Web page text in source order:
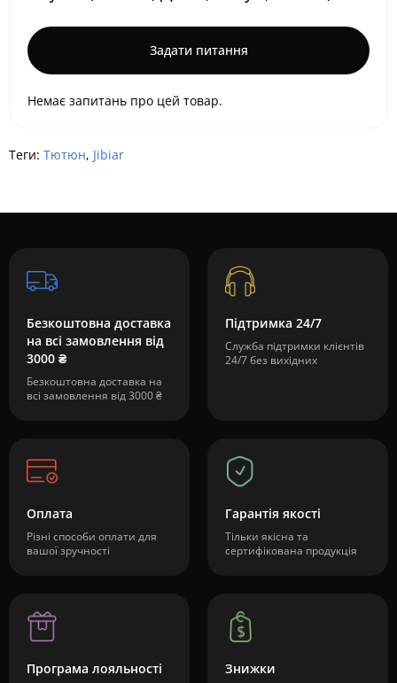
Задати питання
Немає запитань про цей товар.
Теги: Тютюн, Jibiar
Безкоштовна доставка
на всі замовлення від
3000 ₴
Безкоштовна доставка на
всі замовлення від 3000 ₴
Підтримка 24/7
Служба підтримки клієнтів
24/7 без вихідних
Оплата
Різні способи оплати для
вашої зручності
Гарантія якості
Тільки якісна та
сертифікована продукція
Програма лояльності Знижки